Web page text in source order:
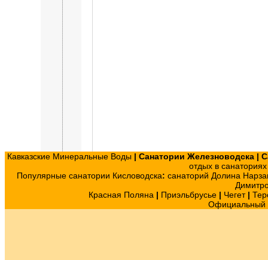
Кавказские Минеральные Воды | Санатории Железноводска |
отдых в
Популярные санатории Кисловодска: санаторий Долина
Красная Поляна | Приэльбрусье| Чегет|
Официальный